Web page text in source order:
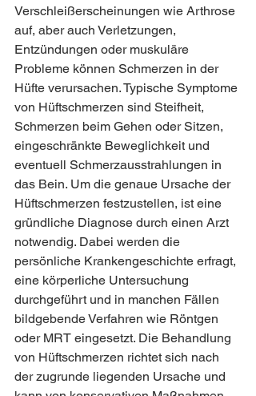
Verschleißerscheinungen wie Arthrose
auf, aber auch Verletzungen,
Entzündungen oder muskuläre
Probleme können Schmerzen in der
Hüfte verursachen. Typische Symptome
von Hüftschmerzen sind Steifheit,
Schmerzen beim Gehen oder Sitzen,
eingeschränkte Beweglichkeit und
eventuell Schmerzausstrahlungen in
das Bein. Um die genaue Ursache der
Hüftschmerzen festzustellen, ist eine
gründliche Diagnose durch einen Arzt
notwendig. Dabei werden die
persönliche Krankengeschichte erfragt,
eine körperliche Untersuchung
durchgeführt und in manchen Fällen
bildgebende Verfahren wie Röntgen
oder MRT eingesetzt. Die Behandlung
von Hüftschmerzen richtet sich nach
der zugrunde liegenden Ursache und